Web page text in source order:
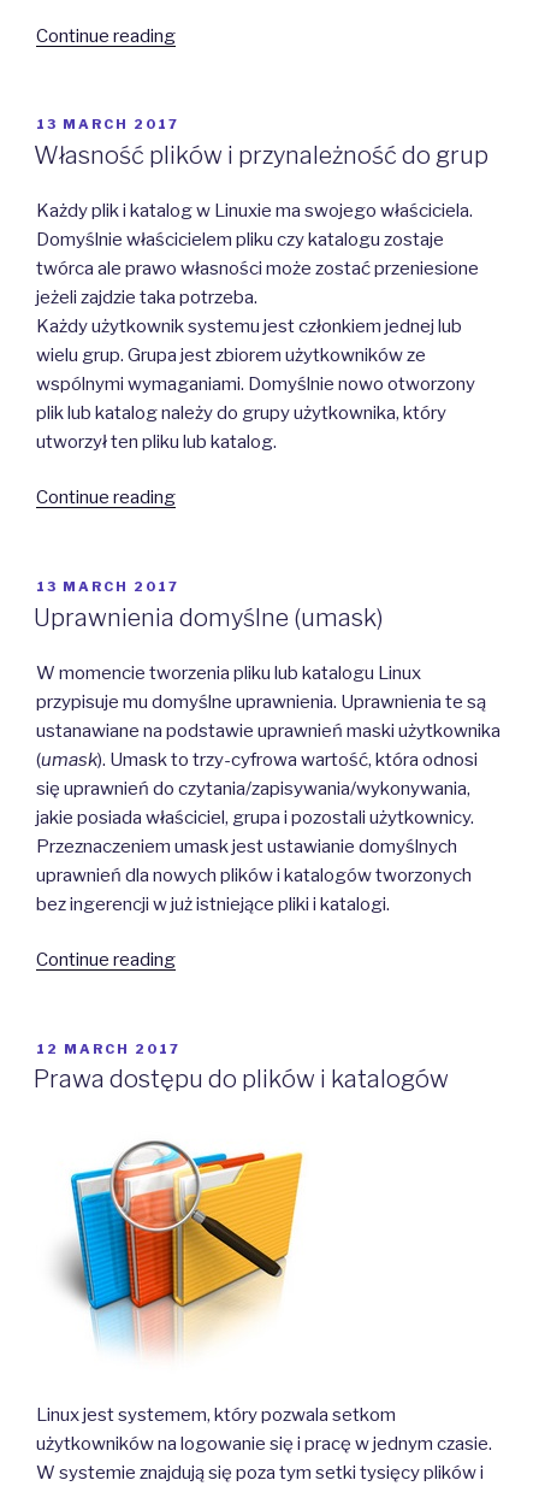
Continue reading“Uprawnienia
setgid,
sticky
POSTED
ON
13 MARCH 2017
Własność plików i przynależność do grup
Każdy plik i katalog w Linuxie ma swojego właściciela.
Domyślnie właścicielem pliku czy katalogu zostaje
twórca ale prawo własności może zostać przeniesione
jeżeli zajdzie taka potrzeba.
Każdy użytkownik systemu jest członkiem jednej lub
wielu grup. Grupa jest zbiorem użytkowników ze
wspólnymi wymaganiami. Domyślnie nowo otworzony
plik lub katalog należy do grupy użytkownika, który
utworzył ten pliku lub katalog.
Continue reading“Własność
przynależność
do
POSTED
ON
13 MARCH 2017
Uprawnienia domyślne (umask)
W momencie tworzenia pliku lub katalogu Linux
przypisuje mu domyślne uprawnienia. Uprawnienia te są
ustanawiane na podstawie uprawnień maski użytkownika
(umask). Umask to trzy-cyfrowa wartość, która odnosi
się uprawnień do czytania/zapisywania/wykonywania,
jakie posiada właściciel, grupa i pozostali użytkownicy.
Przeznaczeniem umask jest ustawianie domyślnych
uprawnień dla nowych plików i katalogów tworzonych
bez ingerencji w już istniejące pliki i katalogi.
Continue reading“Uprawnienia
POSTED
ON
12 MARCH 2017
Prawa dostępu do plików i katalogów
Linux jest systemem, który pozwala setkom
użytkowników na logowanie się i pracę w jednym czasie.
W systemie znajdują się poza tym setki tysięcy plików i